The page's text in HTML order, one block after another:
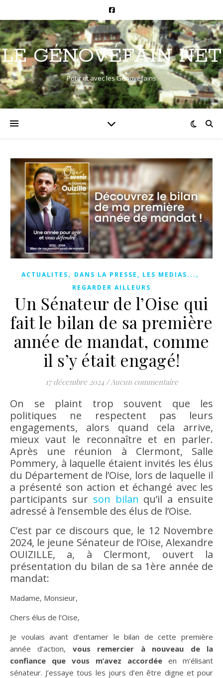
LE GÉNOVÉFAIN NET
Pour et avec les Génovéfains
ACTUALITES, DANS LA PRESSE, LES MEDIAS... ,
REGARDER AILLEURS
Un Sénateur de l’Oise qui
fait le bilan de sa première
année de mandat, comme
il s’y était engagé!
17 décembre 2024 / Aucun commentaire
On se plaint trop souvent que les
politiques ne respectent pas leurs
engagements, alors quand cela arrive,
mieux vaut le reconnaître et en parler.
Après une réunion à Clermont, Salle
Pommery, à laquelle étaient invités les élus
du Département de l’Oise, lors de laquelle il
a présenté son action et échangé avec les
participants sur son bilan qu’il a ensuite
adressé à l’ensemble des élus de l’Oise.
C’est par ce discours que, le 12 Novembre
2024, le jeune Sénateur de l’Oise, Alexandre
OUIZILLE, a, à Clermont, ouvert la
présentation du bilan de sa 1ère année de
mandat:
Madame, Monsieur,
Chers élus de l’Oise,
Je voulais avant d’entamer le bilan de cette première
année d’action, vous remercier à nouveau de la
confiance que vous m’avez accordée en m’élisant
sénateur. J’essaye tous les jours d’en être digne et pour